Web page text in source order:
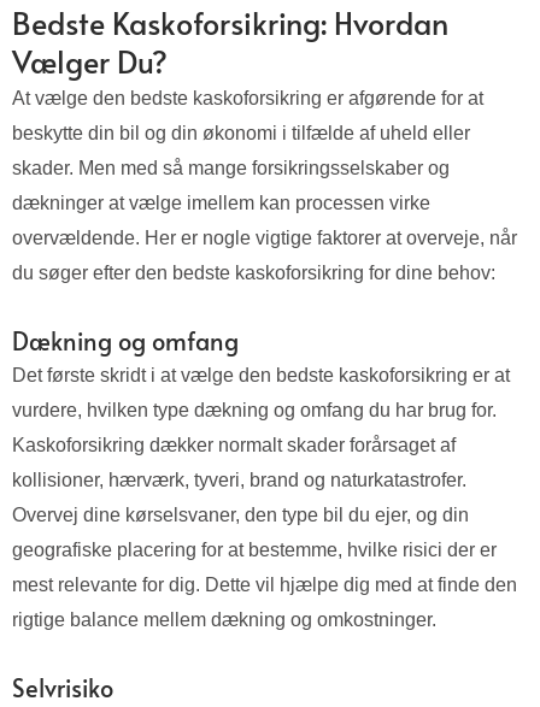
Bedste Kaskoforsikring: Hvordan
Vælger Du?
At vælge den bedste kaskoforsikring er afgørende for at
beskytte din bil og din økonomi i tilfælde af uheld eller
skader. Men med så mange forsikringsselskaber og
dækninger at vælge imellem kan processen virke
overvældende. Her er nogle vigtige faktorer at overveje, når
du søger efter den bedste kaskoforsikring for dine behov:
Dækning og omfang
Det første skridt i at vælge den bedste kaskoforsikring er at
vurdere, hvilken type dækning og omfang du har brug for.
Kaskoforsikring dækker normalt skader forårsaget af
kollisioner, hærværk, tyveri, brand og naturkatastrofer.
Overvej dine kørselsvaner, den type bil du ejer, og din
geografiske placering for at bestemme, hvilke risici der er
mest relevante for dig. Dette vil hjælpe dig med at finde den
rigtige balance mellem dækning og omkostninger.
Selvrisiko